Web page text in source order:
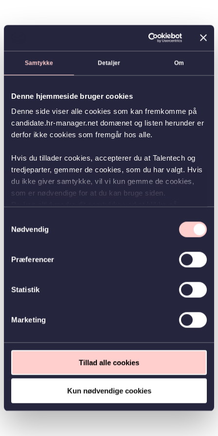
Samtykke Detaljer Om
Denne hjemmeside bruger cookies
Denne side viser alle cookies som kan fremkomme på
candidate.hr-manager.net domænet og listen herunder er
derfor ikke cookies som fremgår hos alle.
Hvis du tillader cookies, accepterer du at Talentech og
tredjeparter, gemmer de cookies, som du har valgt. Hvis
du ikke giver samtykke, vil vi kun gemme de cookies,
som er nødvendige for at du kan bruge siden.
Nødvendig
Præferencer
Statistik
Marketing
Tillad alle cookies
Kun nødvendige cookies